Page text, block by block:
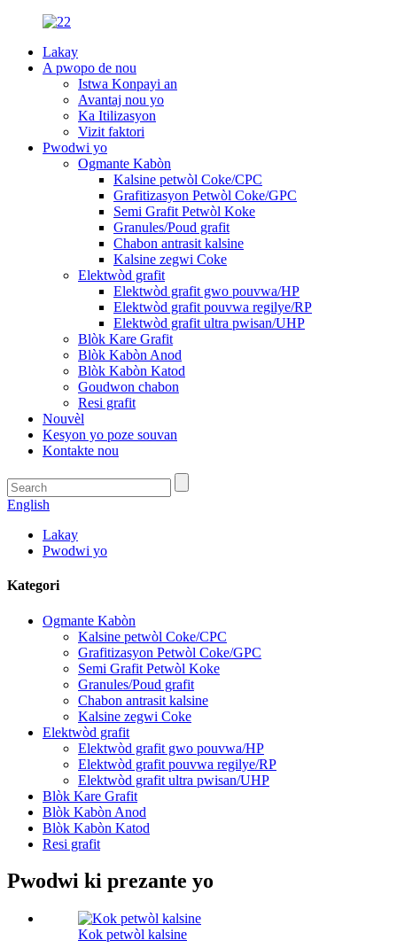
Lakay
A pwopo de nou
Istwa Konpayi an
Avantaj nou yo
Ka Itilizasyon
Vizit faktori
Pwodwi yo
Ogmante Kabòn
Kalsine petwòl Coke/CPC
Grafitizasyon Petwòl Coke/GPC
Semi Grafit Petwòl Koke
Granules/Poud grafit
Chabon antrasit kalsine
Kalsine zegwi Coke
Elektwòd grafit
Elektwòd grafit gwo pouvwa/HP
Elektwòd grafit pouvwa regilye/RP
Elektwòd grafit ultra pwisan/UHP
Blòk Kare Grafit
Blòk Kabòn Anod
Blòk Kabòn Katod
Goudwon ​​chabon
Resi grafit
Nouvèl
Kesyon yo poze souvan
Kontakte nou
English
Lakay
Pwodwi yo
Kategori
Ogmante Kabòn
Kalsine petwòl Coke/CPC
Grafitizasyon Petwòl Coke/GPC
Semi Grafit Petwòl Koke
Granules/Poud grafit
Chabon antrasit kalsine
Kalsine zegwi Coke
Elektwòd grafit
Elektwòd grafit gwo pouvwa/HP
Elektwòd grafit pouvwa regilye/RP
Elektwòd grafit ultra pwisan/UHP
Blòk Kare Grafit
Blòk Kabòn Anod
Blòk Kabòn Katod
Resi grafit
Pwodwi ki prezante yo
Kok petwòl kalsine